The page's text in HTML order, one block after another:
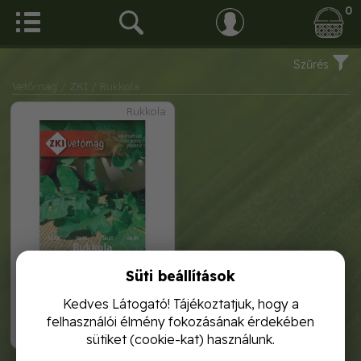
0
Szűrés
Vetőmag / ZKI
/ Rukkola
Rukkola
470,-
zki saláta rukkola 2g
Süti beállítások
Kedves Látogató! Tájékoztatjuk, hogy a
felhasználói élmény fokozásának érdekében
sütiket (cookie-kat) használunk.